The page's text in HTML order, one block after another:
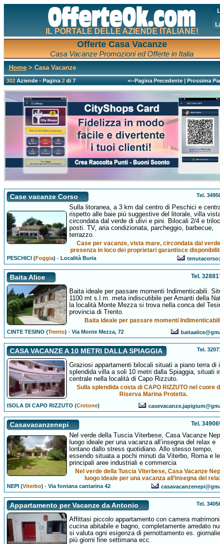
IL PORTALE DELLE AZIENDE ITALIANE!
Offerte Casa Vacanze
Casa Vacanze Promozioni ed Offerte in Italia
Home > Casa Vacanze
302Aziende - Pagina2di 7 <--Pagina Precedente|Prossima
Case vacanze Corso Tel.
Sulla litoranea, a 3 km dal centro di Peschici e
rispetto alle baie più suggestive del litorale, villa
circondata dal verde di ulivi e pini. Bilocali 2/4 e
posti. TV, aria condizionata, parcheggio, barbecue,
terrazzo.
Case per vacanze, vista mare, circondata dal
presenza in loco dei proprietari garantisce
PESCHICI (Foggia) -Località Buria
Baita Alice Tel.
Baita ideale per passare momenti Indimenticabili.
1100 mt s.l.m. meta indiscutibile per Amanti della
la località Monte Mezza si trova nella conca del
provincia di Trento.
Baita ideale per passare momenti
CINTE TESINO (Trento) -Via Monte Mezza, 72
CASA VACANZE A 10 METRI DALLA SPIAGGIA Tel.
Graziosi appartamenti bilocali situati a piano terra di
splendida villa a soli 10 metri dalla Spiaggia, situati
centrale nella località di Capo Rizzuto.
Sulla splendida costa di CAPO RIZZUTO nel cuore
Riserva Marina Protetta.
ISOLA DI CAPO RIZZUTO (Crotone)
Casavacanzenepi Tel.
Nel verde della Tuscia Viterbese, Casa Vacanze
luogo ideale per una vacanza all’insegna del relax e
lontano dallo stress quotidiano. Allo stesso tempo,
essendo situata a pochi minuti da Viterbo, Roma e le
principali aree industriali e commercia
Nel verde della Tuscia Viterbese, Casa Vacanze
luogo ideale per una vacanza all’insegna del
NEPI (Viterbo) -Via fontana cantarina 42
Appartamento per Vacanze da Antonio Tel.
Affittasi piccolo appartamento con camera
cucina abitabile e bagno, completamente arredato
si valuta ogni esigenza di pernottamento es.
più giorni fine settimana ecc.